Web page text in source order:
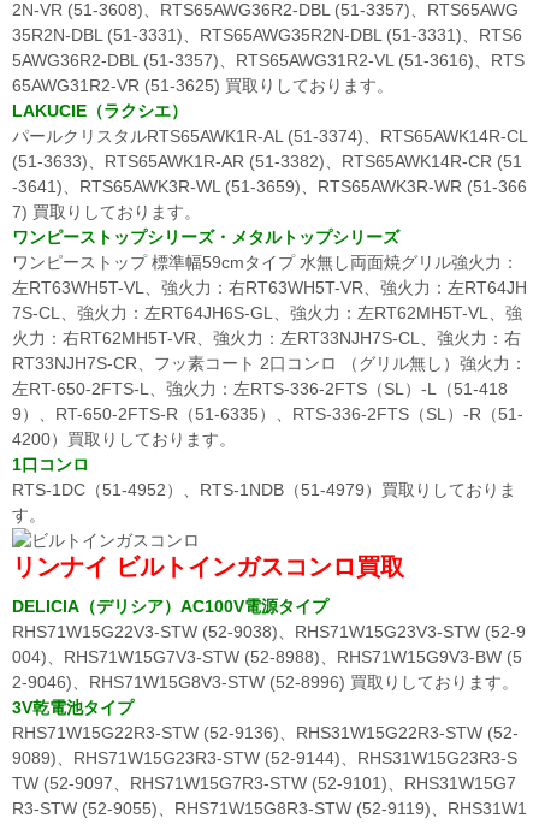
2N-VR (51-3608)、RTS65AWG36R2-DBL (51-3357)、RTS65AWG
35R2N-DBL (51-3331)、RTS65AWG35R2N-DBL (51-3331)、RTS6
5AWG36R2-DBL (51-3357)、RTS65AWG31R2-VL (51-3616)、RTS
65AWG31R2-VR (51-3625) 買取りしております。
LAKUCIE（ラクシエ）
パールクリスタルRTS65AWK1R-AL (51-3374)、RTS65AWK14R-CL
(51-3633)、RTS65AWK1R-AR (51-3382)、RTS65AWK14R-CR (51
-3641)、RTS65AWK3R-WL (51-3659)、RTS65AWK3R-WR (51-366
7) 買取りしております。
ワンピーストップシリーズ・メタルトップシリーズ
ワンピーストップ 標準幅59cmタイプ 水無し両面焼グリル強火力：
左RT63WH5T-VL、強火力：右RT63WH5T-VR、強火力：左RT64JH
7S-CL、強火力：左RT64JH6S-GL、強火力：左RT62MH5T-VL、強
火力：右RT62MH5T-VR、強火力：左RT33NJH7S-CL、強火力：右
RT33NJH7S-CR、フッ素コート 2口コンロ （グリル無し）強火力：
左RT-650-2FTS-L、強火力：左RTS-336-2FTS（SL）-L（51-418
9）、RT-650-2FTS-R（51-6335）、RTS-336-2FTS（SL）-R（51-
4200）買取りしております。
1口コンロ
RTS-1DC（51-4952）、RTS-1NDB（51-4979）買取りしておりま
す。
リンナイ ビルトインガスコンロ買取
DELICIA（デリシア）AC100V電源タイプ
RHS71W15G22V3-STW (52-9038)、RHS71W15G23V3-STW (52-9
004)、RHS71W15G7V3-STW (52-8988)、RHS71W15G9V3-BW (5
2-9046)、RHS71W15G8V3-STW (52-8996) 買取りしております。
3V乾電池タイプ
RHS71W15G22R3-STW (52-9136)、RHS31W15G22R3-STW (52-
9089)、RHS71W15G23R3-STW (52-9144)、RHS31W15G23R3-S
TW (52-9097、RHS71W15G7R3-STW (52-9101)、RHS31W15G7
R3-STW (52-9055)、RHS71W15G8R3-STW (52-9119)、RHS31W1